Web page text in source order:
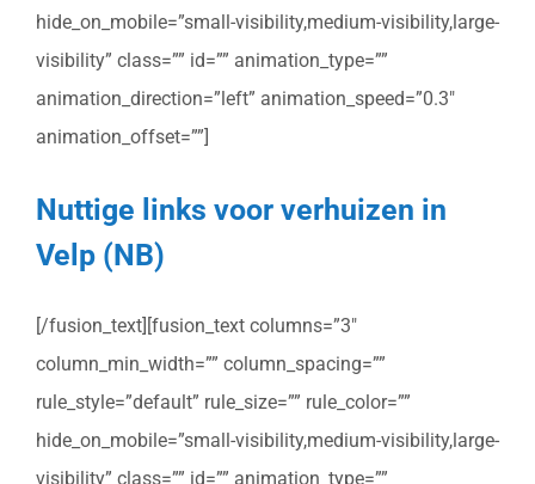
hide_on_mobile=”small-visibility,medium-visibility,large-
visibility” class=”” id=”” animation_type=””
animation_direction=”left” animation_speed=”0.3″
animation_offset=””]
Nuttige links voor verhuizen in
Velp (NB)
[/fusion_text][fusion_text columns=”3″
column_min_width=”” column_spacing=””
rule_style=”default” rule_size=”” rule_color=””
hide_on_mobile=”small-visibility,medium-visibility,large-
visibility” class=”” id=”” animation_type=””